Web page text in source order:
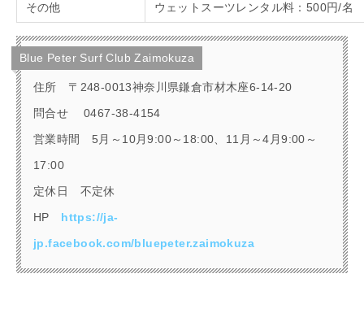
その他 ウェットスーツレンタル料： 500円/名
Blue Peter Surf Club Zaimokuza
住所 〒248-0013神奈川県鎌倉市材木座6-14-20
問合せ
0467-38-4154
営業時間 5 月～ 10月9:00～ 18:00、 11 月～4 月9:00 ～
17:00
定休日 不定休
HP https://ja-
jp.facebook.com/bluepeter.zaimokuza